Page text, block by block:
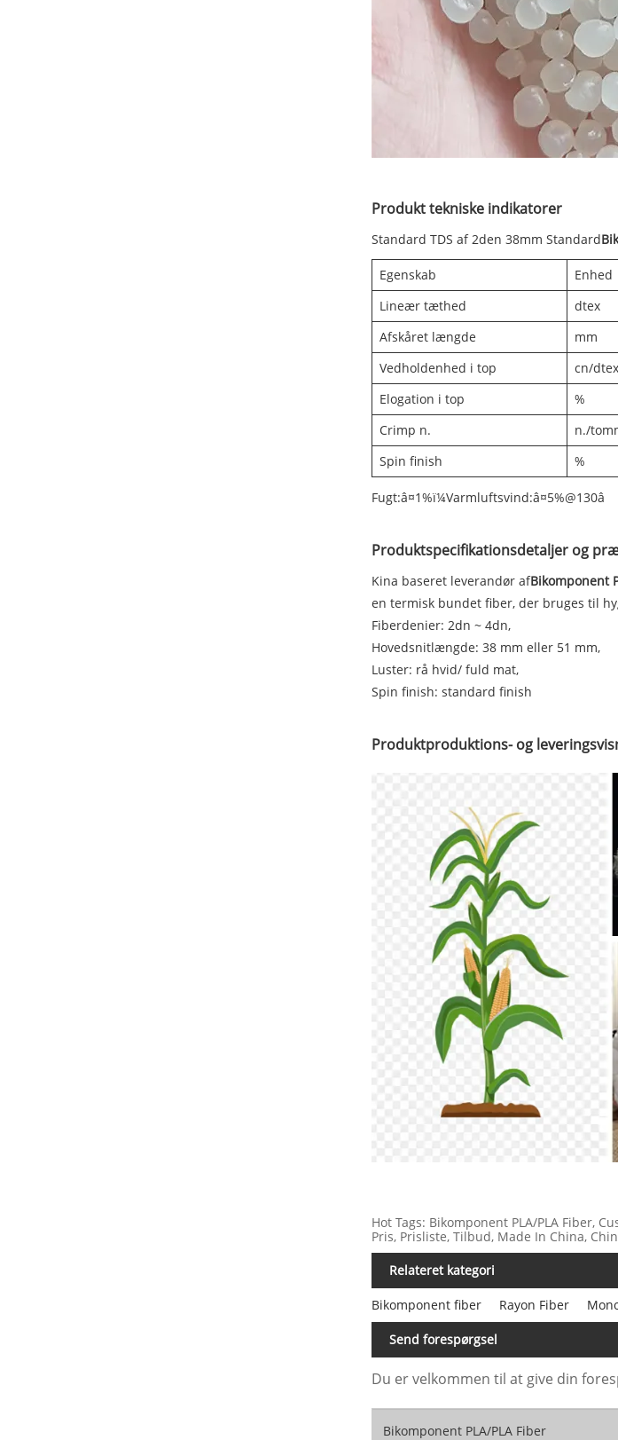
Produkt tekniske indikatorer
Standard TDS af 2den 38mm Standard
Egenskab Enhed
Lineær tæthed
dtex
Afskåret længde
mm
Vedholdenhed i top
cn/dtex
Elogation i top
%
Crimp n.
n./
Spin finish
%
Fugt:â¤1%ï¼Varmluftsvind:â¤5%@130â
Produktspecifikationsdetaljer og
Kina baseret leverandør afBikomponent
en termisk bundet fiber, der bruges til
Fiberdenier: 2dn ~ 4dn,
Hovedsnitlængde: 38 mm eller 51 mm,
Luster: rå hvid/ fuld mat,
Spin finish: standard finish
Produktproduktions- og
Hot Tags: Bikomponent PLA/PLA Fiber,
Pris, Prisliste, Tilbud, Made In China,
Relateret kategori
Bikomponent fiber Rayon Fiber
Send forespørgsel
Du er velkommen til at give din